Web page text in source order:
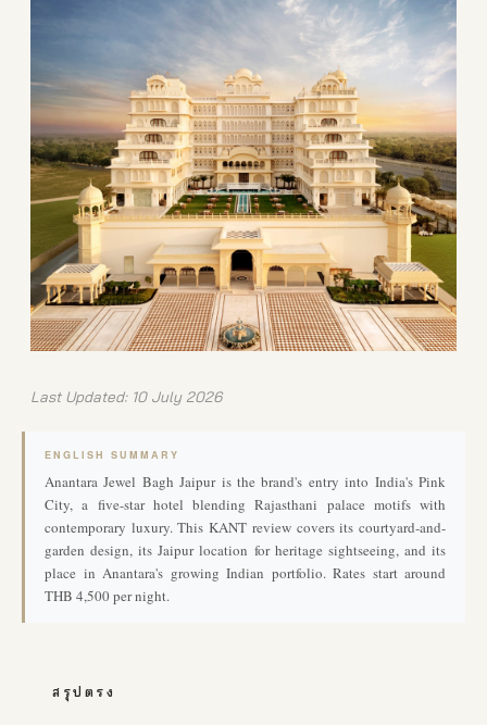
Last Updated: 10 July 2026
ENGLISH SUMMARY
Anantara Jewel Bagh Jaipur is the brand's entry into India's Pink
City, a five-star hotel blending Rajasthani palace motifs with
contemporary luxury. This KANT review covers its courtyard-and-
garden design, its Jaipur location for heritage sightseeing, and its
place in Anantara's growing Indian portfolio. Rates start around
THB 4,500 per night.
สรุปตรง